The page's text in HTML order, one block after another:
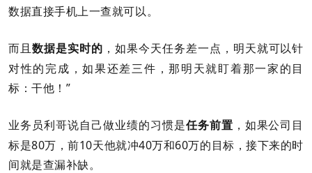
数据直接手机上一查就可以。
而且 数据是实时的 ，如果今天任务差一点，明天就可以针
对性的完成，如果还差三件，那明天就盯着那一家的目
标：干他！”
业务员利哥说自己做业绩的习惯是任务前置 ，如果公司目
标是80万，前10天他就冲40万和60万的目标，接下来的时
间就是查漏补缺。